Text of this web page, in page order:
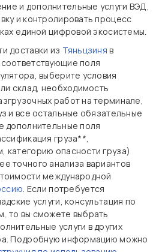
и дополнительные услуги ВЭД,
и контролировать процесс
единой цифровой экосистемы.
доставки из Тяньцзиня в
поля
выберите условия
склад, необходимость
работ на терминале,
и все остальные обязательные
дополнительные поля
груза**,
категорию опасности груза)
точного анализа вариантов
международной
. Если потребуется
услуги, консультация по
то вы сможете выбрать
услуги в других
Подробную информацию можно